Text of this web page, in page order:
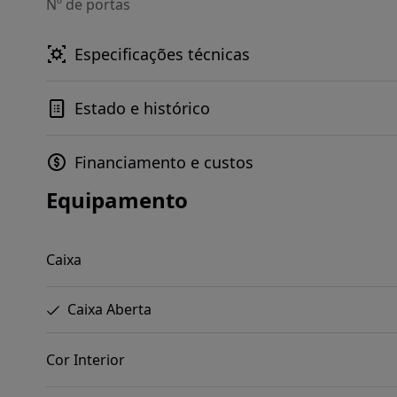
Nº de portas
Especificações técnicas
Estado e histórico
Financiamento e custos
Equipamento
Caixa
Caixa Aberta
Cor Interior